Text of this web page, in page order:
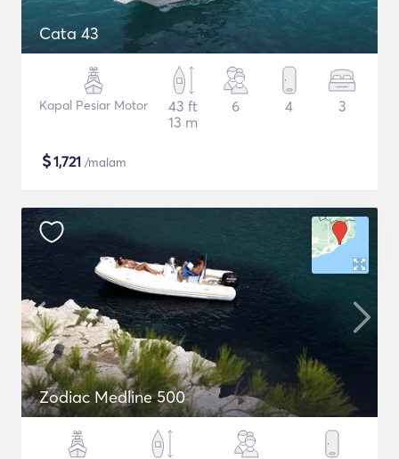
Cata 43
Kapal Pesiar Motor
43 ft
13 m
6 4 3
$1,721 /malam
Zodiac Medline 500